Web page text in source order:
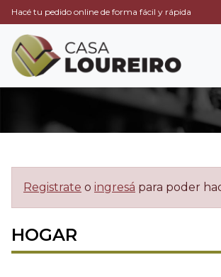
Hacé tu pedido online de forma fácil y rápida
Registrate o ingresá para poder
HOGAR